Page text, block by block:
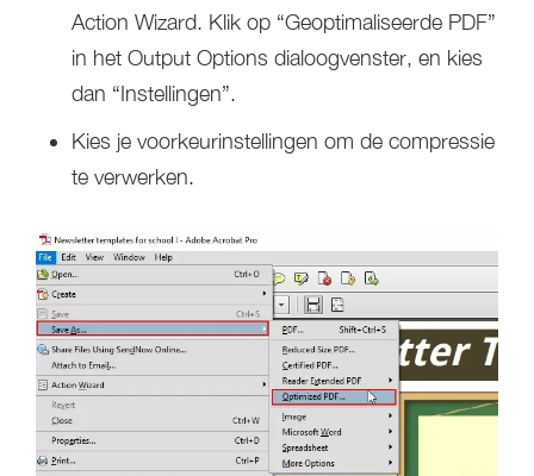
Action Wizard. Klik op “Geoptimaliseerde PDF”
in het Output Options dialoogvenster, en kies
dan “Instellingen”.
Kies je voorkeurinstellingen om de compressie
te verwerken.